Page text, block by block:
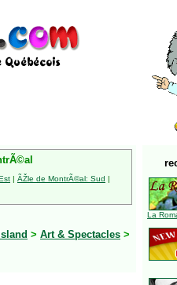
| ÃŽle de MontrÃ©al: Sud |
> Art & Spectacles >
La